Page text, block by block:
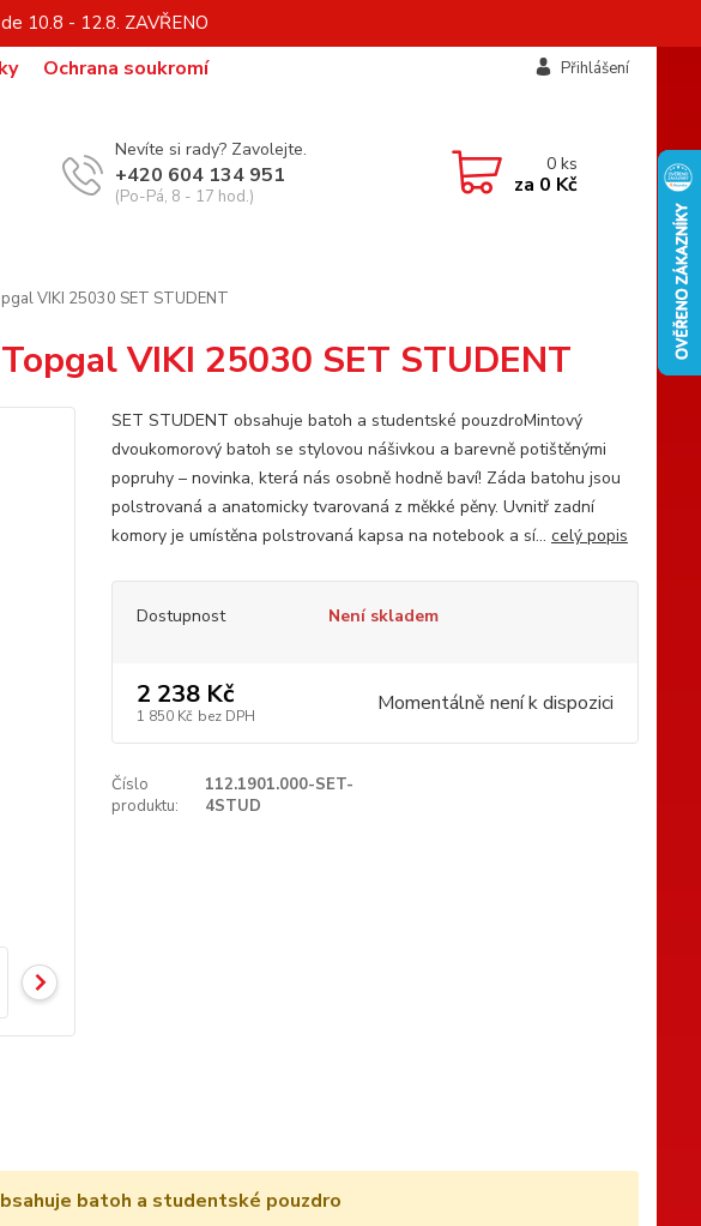
10.8 - 12.8. ZAVŘENO
Ochrana soukromí Přihlášení
Nevíte si rady? Zavolejte.
+420 604 134 951
(Po-Pá, 8 - 17 hod.)
0ks
za 0 Kč
VIKI 25030 SET STUDENT
VIKI 25030 SET STUDENT
SET STUDENT obsahuje batoh a studentské pouzdroMintový
dvoukomorový batoh se stylovou nášivkou a barevně potištěnými
popruhy – novinka, která nás osobně hodně baví! Záda batohu jsou
polstrovaná a anatomicky tvarovaná z měkké pěny. Uvnitř zadní
komory je umístěna polstrovaná kapsa na notebook a sí... celý popis
Dostupnost Není skladem
2 238 Kč
1 850 Kč bez DPH Momentálně není k dispozici
Číslo
produktu:
112.1901.000-SET-
4STUD
batoh a studentské pouzdro